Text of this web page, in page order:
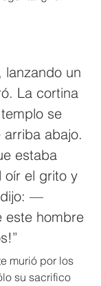
lanzando un
La cortina
se
abajo.
estaba
oír el grito y
dijo: —
este hombre
murió por los
su sacrifico